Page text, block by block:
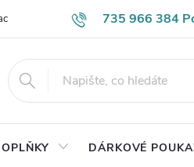
735 966 384
Časté otázky Obch.
DÁRKOVÉ